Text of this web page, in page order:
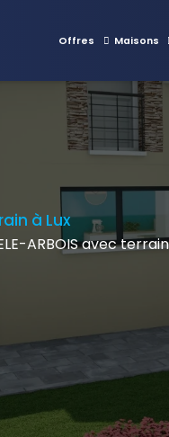
Offres Maisons
à Lux
ARBOIS avec